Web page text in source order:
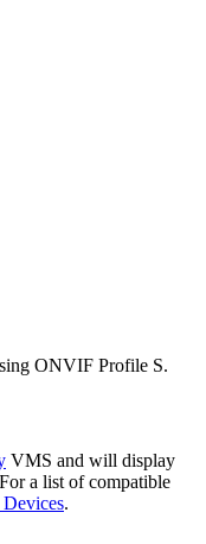
ONVIF Profile S.
VMS and will display
a list of compatible
.